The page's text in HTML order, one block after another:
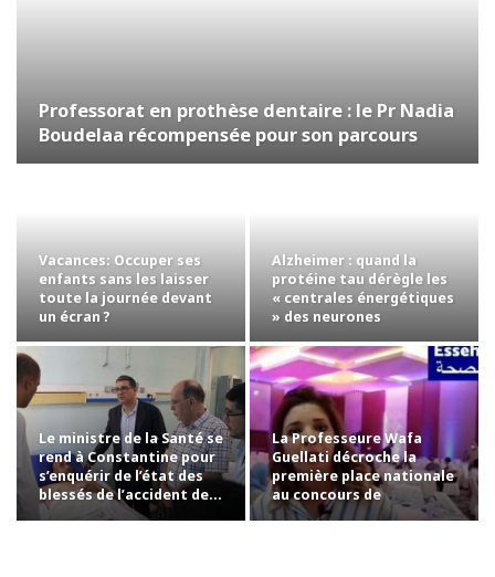
Professorat en prothèse dentaire : le Pr Nadia
Boudelaa récompensée pour son parcours
Vacances: Occuper ses
enfants sans les laisser
toute la journée devant
un écran ?
Alzheimer : quand la
protéine tau dérègle les
« centrales énergétiques
» des neurones
Le ministre de la Santé se
rend à Constantine pour
s’enquérir de l’état des
blessés de l’accident de…
La Professeure Wafa
Guellati décroche la
première place nationale
au concours de
professorat avec la…